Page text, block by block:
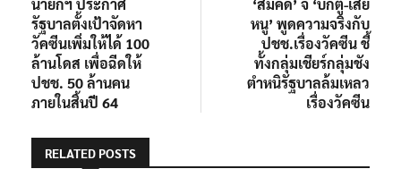
เรื่อง
นายกฯ ประกาศ
รัฐบาลตั้งเป้าจัดหา
วัคซีนเพิ่มให้ได้ 100
ล้านโดส เพื่อฉีดให้
ปชช. 50 ล้านคน
ภายในสิ้นปี 64
‘สมคิด’ จี้ ‘บิ๊กตู่-เสี่ย
หนู’ พูดความจริงกับ
ปชช.เรื่องวัคซีน ชี้
ทั้งกลุ่มเชียร์กลุ่มชัง
ตำหนิรัฐบาลล้มเหลว
เรื่องวัคซีน
RELATED POSTS